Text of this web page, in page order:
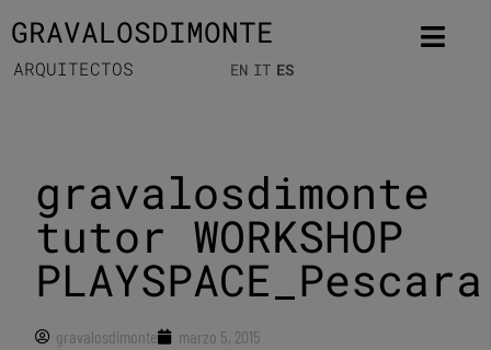
GRAVALOSDIMONTE
ARQUITECTOS EN IT ES
gravalosdimonte
tutor WORKSHOP
PLAYSPACE_Pescara
gravalosdimonte marzo 5, 2015